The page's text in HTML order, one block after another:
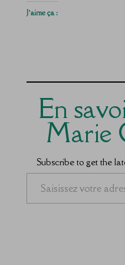
J’aime ça :
En
Marie
Subscribe to get the
Saisissez votre adresse e-mail…